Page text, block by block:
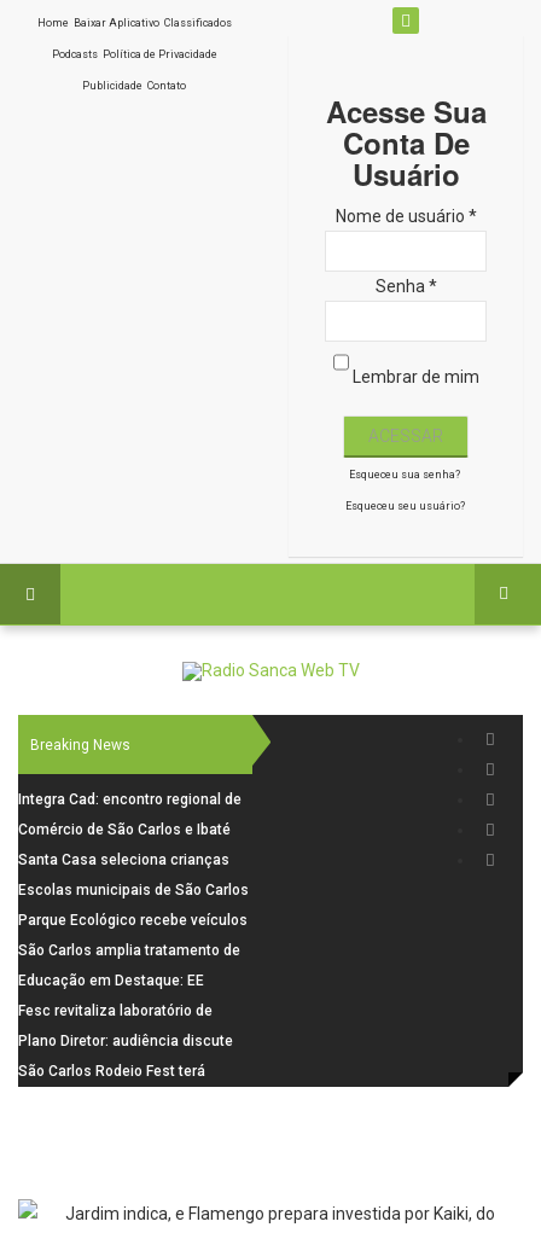
Home Baixar Aplicativo Classificados
Podcasts Política de Privacidade
Publicidade Contato
Acesse Sua
Conta De
Usuário
Nome de usuário *
Senha *
Lembrar de mim
Esqueceu sua senha?
Esqueceu seu usuário?
Breaking News
Integra Cad: encontro regional de
segurança púbica será realizado
dia 10 de agosto em São Carlos
Comércio de São Carlos e Ibaté
terá horário especial para o dia
dos Pais
Santa Casa seleciona crianças
para pesquisa sobre dor de
crescimento
Escolas municipais de São Carlos
superam média Nacional do IDEB
Parque Ecológico recebe veículos
elétricos e moderniza rotina de
manejo dos animais
São Carlos amplia tratamento de
resíduos de saúde com autoclave
de última geração
Educação em Destaque: EE
Visconde da Cunha Bueno, em
Santa Eudóxia, alcança nota 7,8
no IDEB 2025 e celebra conquista
Fesc revitaliza laboratório de
informática da Emeb Ulysses
Picolo
Plano Diretor: audiência discute
mobilidade urbana e infraestrutura
São Carlos Rodeio Fest terá